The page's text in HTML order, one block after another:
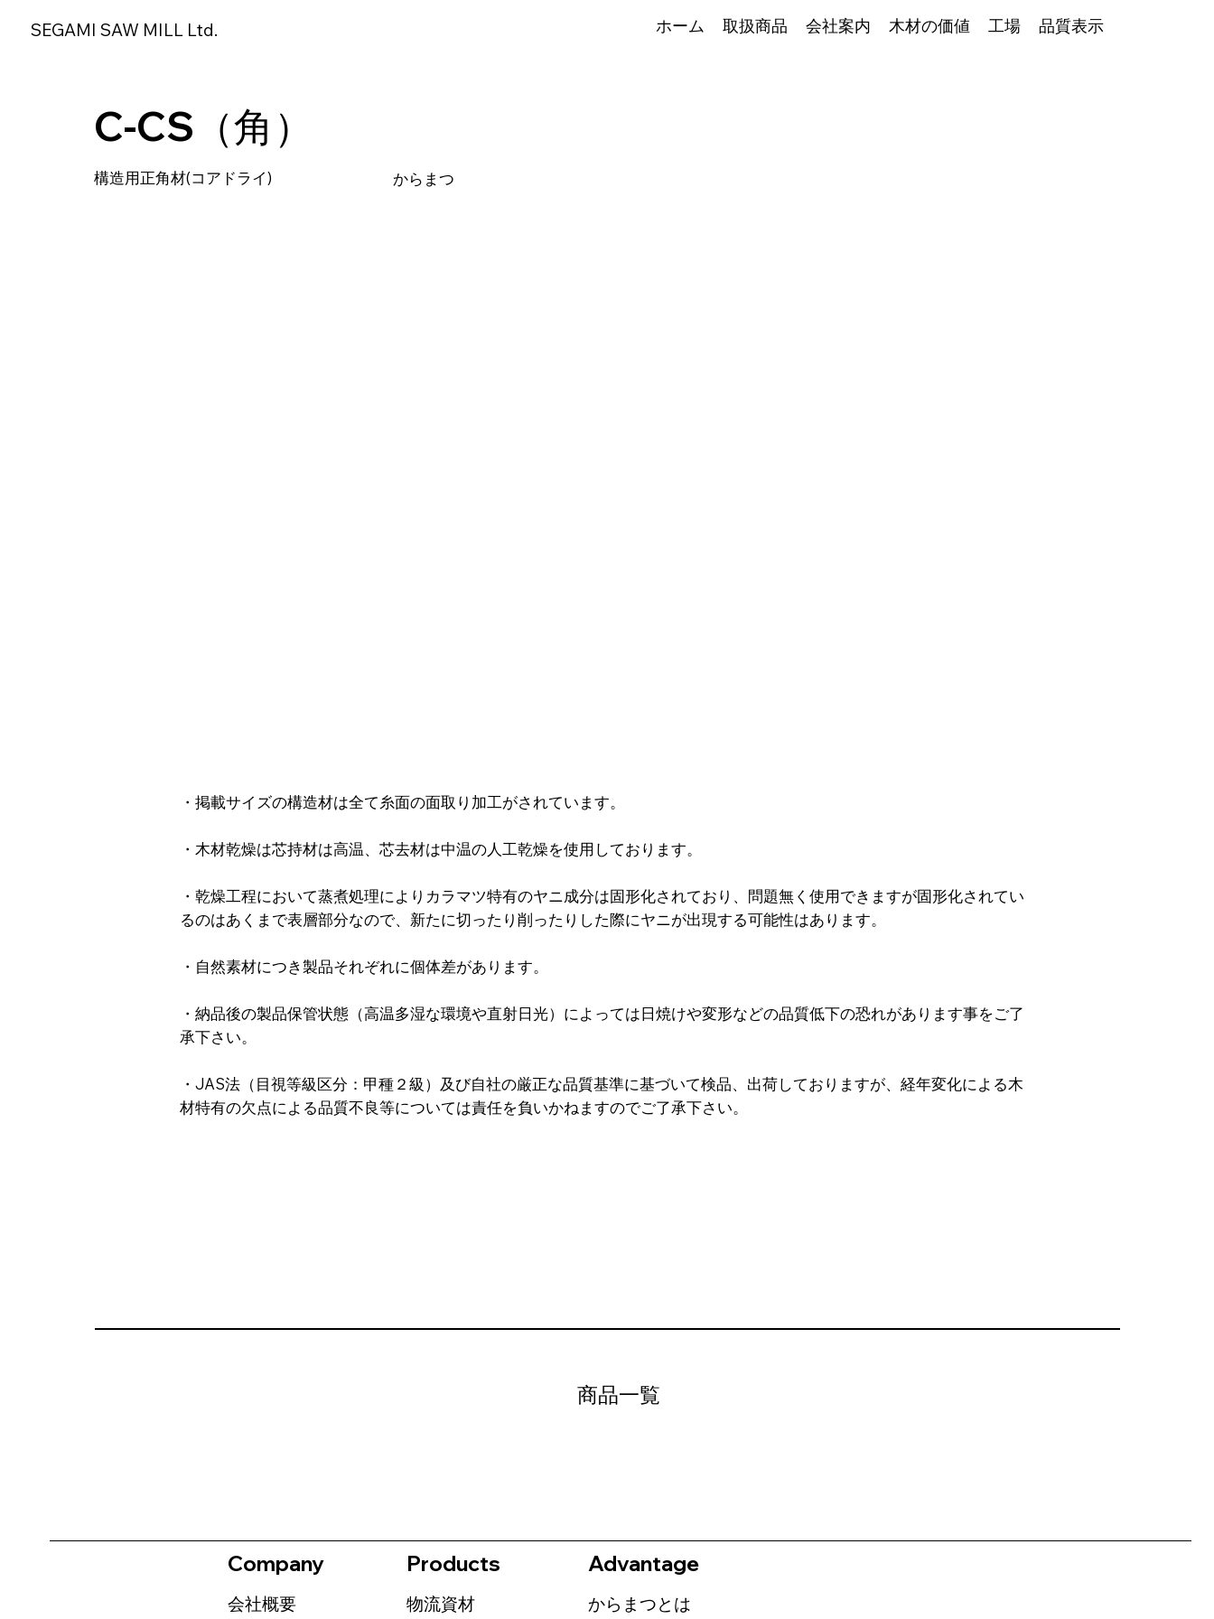
SEGAMI SAW MILL Ltd. ホーム 取扱商品 会社案内 木材の価値 工場 品質表示
C-CS（角）
構造用正角材(コアドライ) からまつ
・掲載サイズの構造材は全て糸面の面取り加工がされています。
・木材乾燥は芯持材は高温、芯去材は中温の人工乾燥を使用しております。
・乾燥工程において蒸煮処理によりカラマツ特有のヤニ成分は固形化されており、問題無く使用できますが固形化されてい
るのはあくまで表層部分なので、新たに切ったり削ったりした際にヤニが出現する可能性はあります。
・自然素材につき製品それぞれに個体差があります。
・納品後の製品保管状態（高温多湿な環境や直射日光）によっては日焼けや変形などの品質低下の恐れがあります事をご了
承下さい。
・JAS法（目視等級区分：甲種２級）及び自社の厳正な品質基準に基づいて検品、出荷しておりますが、経年変化による木
材特有の欠点による品質不良等については責任を負いかねますのでご了承下さい。
商品一覧
Company Products Advantage
会社概要 ​物流資材 からまつとは